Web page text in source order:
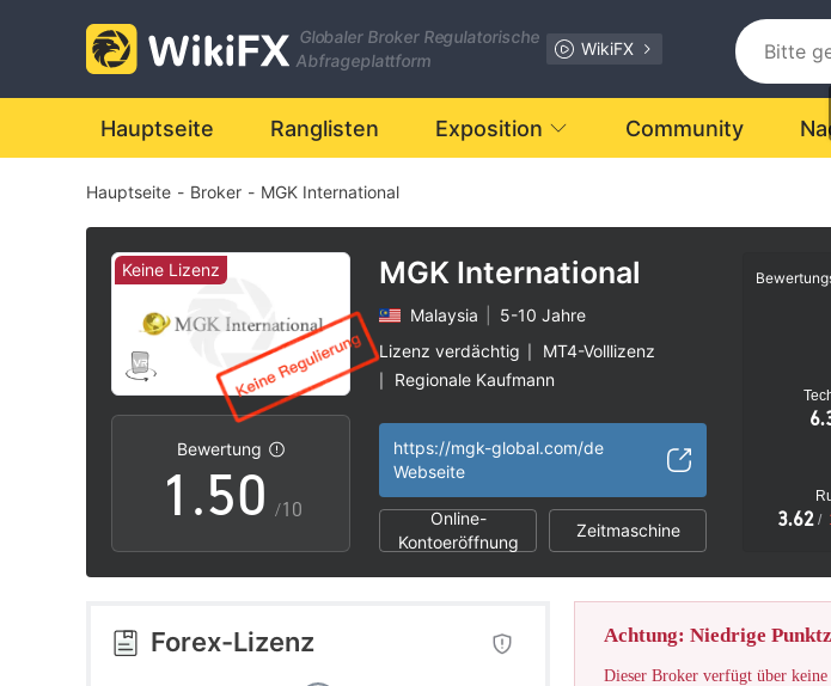
Globaler Broker Regulatorische
Abfrageplattform
WikiFX
Hauptseite Ranglisten Exposition Community
Hauptseite - Broker - MGK International
Keine Lizenz
Bewertung
0
1
2
3
.
0
1
2
3
4
5
6
7
0
1
2
/10
MGK International
Malaysia
5-10 Jahre
Lizenz verdächtig
MT4-Volllizenz
Regionale Kaufmann
https://mgk-global.com/de
Webseite
Online-
Kontoeröffnung
Zeitmaschine 3.62 /
Forex-Lizenz Achtung: Niedrige
Dieser Broker verfügt über